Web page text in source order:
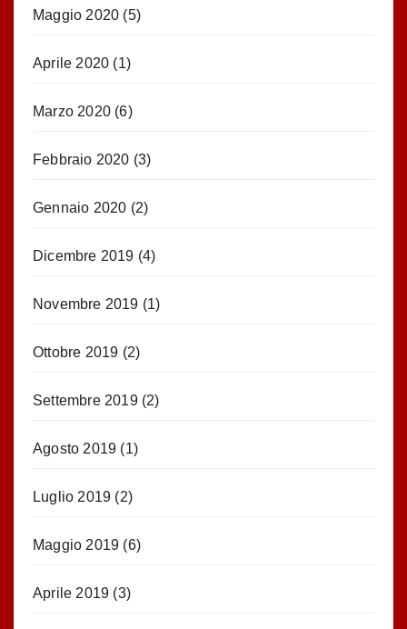
Maggio 2020 (5)
Aprile 2020 (1)
Marzo 2020 (6)
Febbraio 2020 (3)
Gennaio 2020 (2)
Dicembre 2019 (4)
Novembre 2019 (1)
Ottobre 2019 (2)
Settembre 2019(2)
Agosto 2019 (1)
Luglio 2019 (2)
Maggio 2019 (6)
Aprile 2019 (3)